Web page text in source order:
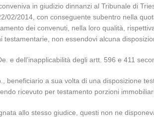
in giudizio dinnanzi al Tribunale di
02/2014, con conseguente subentro nella
dei convenuti, nella loro qualità,
testamentarie, non essendovi alcuna
e dell’inapplicabilità degli artt. 596 e 411
beneficiario a sua volta di una disposizione
ricevuto per testamento porzioni
allo stesso giudice, questi non ne